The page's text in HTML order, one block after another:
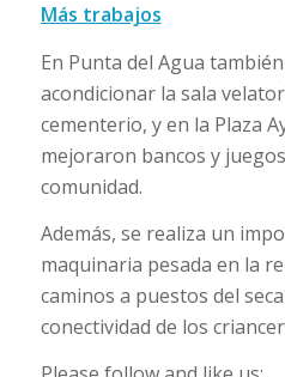
Más trabajos
En Punta del Agua
acondicionar la sala
cementerio, y en la Plaza
mejoraron bancos y
comunidad.
Además, se realiza un
maquinaria pesada en la
caminos a puestos del
conectividad de los